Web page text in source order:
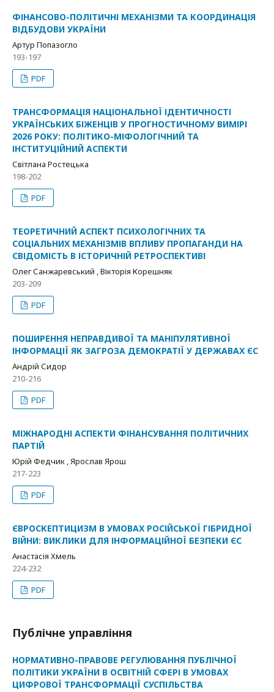
ФІНАНСОВО-ПОЛІТИЧНІ МЕХАНІЗМИ ТА КООРДИНАЦІЯ
ВІДБУДОВИ УКРАЇНИ
Артур Попазогло
193-197
PDF
ТРАНСФОРМАЦІЯ НАЦІОНАЛЬНОЇ ІДЕНТИЧНОСТІ
УКРАЇНСЬКИХ БІЖЕНЦІВ У ПРОГНОСТИЧНОМУ ВИМІРІ
2026 РОКУ: ПОЛІТИКО-МІФОЛОГІЧНИЙ ТА
ІНСТИТУЦІЙНИЙ АСПЕКТИ
Світлана Ростецька
198-202
PDF
ТЕОРЕТИЧНИЙ АСПЕКТ ПСИХОЛОГІЧНИХ ТА
СОЦІАЛЬНИХ МЕХАНІЗМІВ ВПЛИВУ ПРОПАГАНДИ НА
СВІДОМІСТЬ В ІСТОРИЧНІЙ РЕТРОСПЕКТИВІ
Олег Санжаревський , Вікторія Корешняк
203-209
PDF
ПОШИРЕННЯ НЕПРАВДИВОЇ ТА МАНІПУЛЯТИВНОЇ
ІНФОРМАЦІЇ ЯК ЗАГРОЗА ДЕМОКРАТІЇ У ДЕРЖАВАХ ЄС
Андрій Сидор
210-216
PDF
МІЖНАРОДНІ АСПЕКТИ ФІНАНСУВАННЯ ПОЛІТИЧНИХ
ПАРТІЙ
Юрій Федчик , Ярослав Ярош
217-223
PDF
ЄВРОСКЕПТИЦИЗМ В УМОВАХ РОСІЙСЬКОЇ ГІБРИДНОЇ
ВІЙНИ: ВИКЛИКИ ДЛЯ ІНФОРМАЦІЙНОЇ БЕЗПЕКИ ЄС
Анастасія Хмель
224-232
PDF
Публічне управління
НОРМАТИВНО-ПРАВОВЕ РЕГУЛЮВАННЯ ПУБЛІЧНОЇ
ПОЛІТИКИ УКРАЇНИ В ОСВІТНІЙ СФЕРІ В УМОВАХ
ЦИФРОВОЇ ТРАНСФОРМАЦІЇ СУСПІЛЬСТВА